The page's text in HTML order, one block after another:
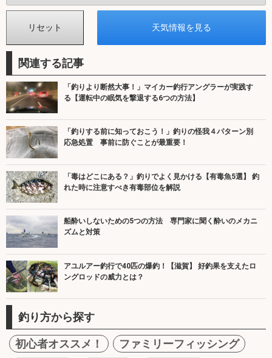
関連する記事
「釣りより断然大事！」マイカー釣行アングラーが実践す
る【運転中の眠気を撃退する6つの方法】
「釣りする前に知っておこう！」釣りの怪我４パターン別
応急処置 事前に防ぐことが最重要！
「毒はどこにある？」釣りでよく見かける【有毒魚5選】 釣
れた時に注意すべき有毒部位を解説
船酔いしないための5つの方法 専門家に聞く酔いのメカニ
ズムと対策
アユルアー釣行で40匹の爆釣！【滋賀】 好釣果を支えたロ
ングロッドの威力とは？
釣り方から探す
初心者オススメ！
ファミリーフィッシング